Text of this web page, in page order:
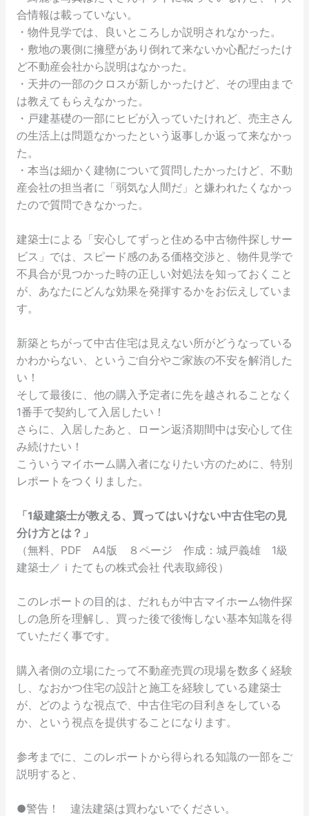
合情報は載っていない。
・物件見学では、良いところしか説明されなかった。
・敷地の裏側に擁壁があり倒れて来ないか心配だったけ
ど不動産会社から説明はなかった。
・天井の一部のクロスが新しかったけど、その理由まで
は教えてもらえなかった。
・戸建基礎の一部にヒビが入っていたけれど、売主さん
の生活上は問題なかったという返事しか返って来なかっ
た。
・本当は細かく建物について質問したかったけど、不動
産会社の担当者に「弱気な人間だ」と嫌われたくなかっ
たので質問できなかった。
建築士による「安心してずっと住める中古物件探しサー
ビス」では、スピード感のある価格交渉と、物件見学で
不具合が見つかった時の正しい対処法を知っておくこと
が、あなたにどんな効果を発揮するかをお伝えしていま
す。
新築とちがって中古住宅は見えない所がどうなっている
かわからない、というご自分やご家族の不安を解消した
い！
そして最後に、他の購入予定者に先を越されることなく
1番手で契約して入居したい！
さらに、入居したあと、ローン返済期間中は安心して住
み続けたい！
こういうマイホーム購入者になりたい方のために、特別
レポートをつくりました。
「1級建築士が教える、買ってはいけない中古住宅の見
分け方とは？」
（無料、PDF A4版 ８ページ 作成：城戸義雄 1級
建築士／ｉたてもの株式会社 代表取締役）
このレポートの目的は、だれもが中古マイホーム物件探
しの急所を理解し、買った後で後悔しない基本知識を得
ていただく事です。
購入者側の立場にたって不動産売買の現場を数多く経験
し、なおかつ住宅の設計と施工を経験している建築士
が、どのような視点で、中古住宅の目利きをしている
か、という視点を提供することになります。
参考までに、このレポートから得られる知識の一部をご
説明すると、
●警告！ 違法建築は買わないでください。